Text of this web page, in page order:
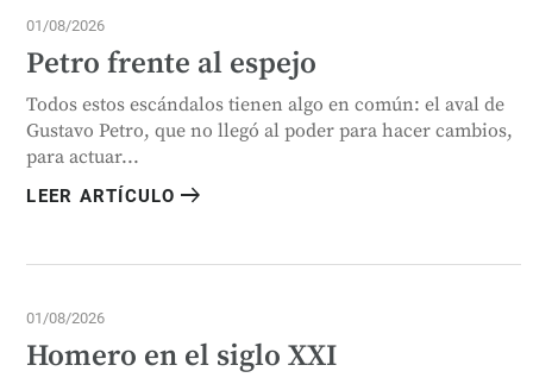
01/08/2026
Petro frente al espejo
Todos estos escándalos tienen algo en común: el aval de
Gustavo Petro, que no llegó al poder para hacer cambios,
para actuar...
LEER ARTÍCULO arrow_right_alt
01/08/2026
Homero en el siglo XXI